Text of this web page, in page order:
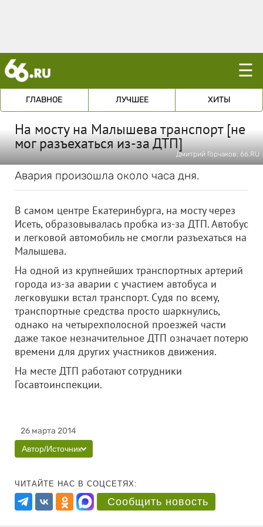
☰
ГЛАВНОЕ ЛУЧШЕЕ ХИТЫ
На мосту на Малышева транспорт [не
мог разъехаться из-за ДТП]
Дмитрий Горчаков; 66.RU
Авария произошла около часа дня.
В самом центре Екатеринбурга, на мосту через
Исеть, образовывалась пробка из-за ДТП. Автобус
и легковой автомобиль не смогли разъехаться на
Малышева.
На одной из крупнейших транспортных артерий
города из-за аварии с участием автобуса и
легковушки встал транспорт. Судя по всему,
транспортные средства просто шаркнулись,
однако на четырехполосной проезжей части
даже такое незначительное ДТП означает потерю
времени для других участников движения.
На месте ДТП работают сотрудники
Госавтоинспекции.
26 марта 2014
Автор/Источник
ЧИТАЙТЕ НАС В СОЦСЕТЯХ:
Сообщить новость